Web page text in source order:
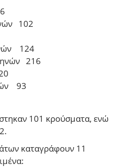
102
124
216
93
101 κρούσματα, ενώ
καταγράφουν 11